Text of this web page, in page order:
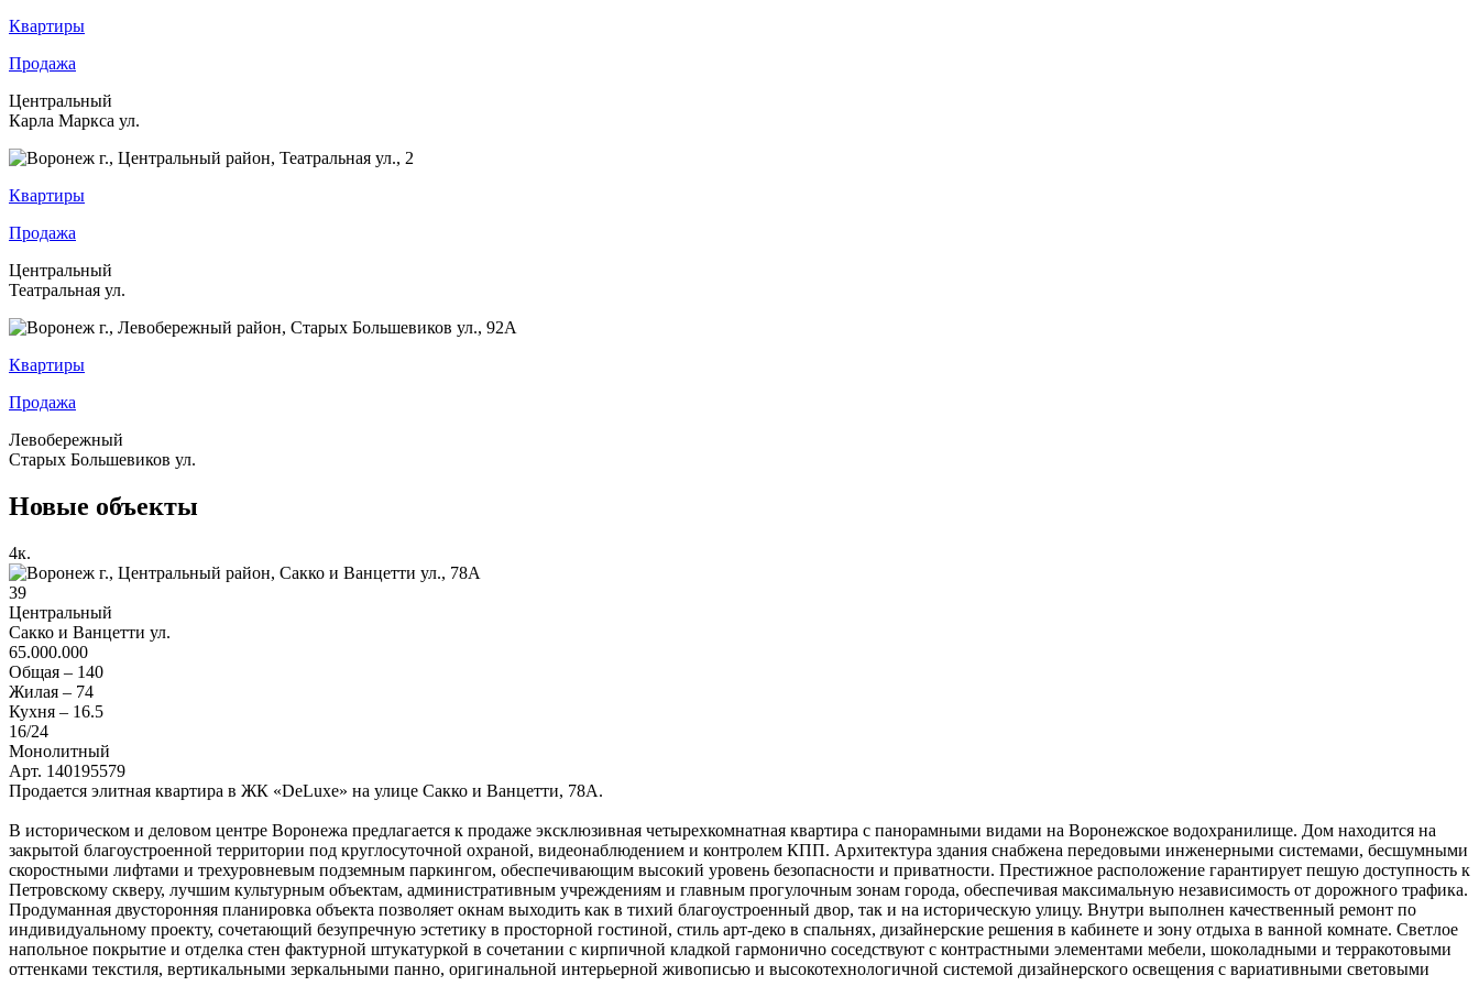
Квартиры
Продажа
Центральный
Карла Маркса ул.
Квартиры
Продажа
Центральный
Театральная ул.
Квартиры
Продажа
Левобережный
Старых Большевиков ул.
Новые объекты
4к.
39
Центральный
Сакко и Ванцетти ул.
65.000.000
Общая – 140
Жилая – 74
Кухня – 16.5
16/24
Монолитный
Арт. 140195579
Продается элитная квартира в ЖК «DeLuxe» на улице Сакко и Ванцетти, 78А.
В историческом и деловом центре Воронежа предлагается к продаже эксклюзивная четырехкомнатная квартира с панорамными видами на Воронежское водохранилище. Дом находится на
закрытой благоустроенной территории под круглосуточной охраной, видеонаблюдением и контролем КПП. Архитектура здания снабжена передовыми инженерными системами, бесшумными
скоростными лифтами и трехуровневым подземным паркингом, обеспечивающим высокий уровень безопасности и приватности. Престижное расположение гарантирует пешую доступность к
Петровскому скверу, лучшим культурным объектам, административным учреждениям и главным прогулочным зонам города, обеспечивая максимальную независимость от дорожного трафика.
Продуманная двусторонняя планировка объекта позволяет окнам выходить как в тихий благоустроенный двор, так и на историческую улицу. Внутри выполнен качественный ремонт по
индивидуальному проекту, сочетающий безупречную эстетику в просторной гостиной, стиль арт-деко в спальнях, дизайнерские решения в кабинете и зону отдыха в ванной комнате. Светлое
напольное покрытие и отделка стен фактурной штукатуркой в сочетании с кирпичной кладкой гармонично соседствуют с контрастными элементами мебели, шоколадными и терракотовыми
оттенками текстиля, вертикальными зеркальными панно, оригинальной интерьерной живописью и высокотехнологичной системой дизайнерского освещения с вариативными световыми